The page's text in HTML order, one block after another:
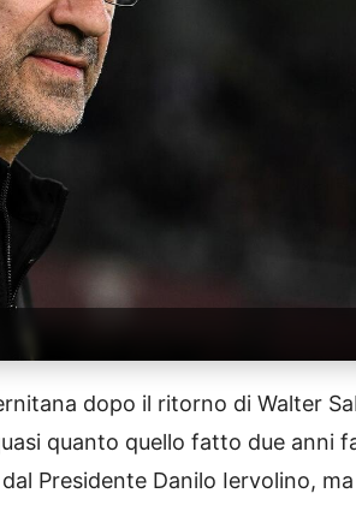
dopo il ritorno di Walter
quanto quello fatto due anni
Presidente Danilo Iervolino,